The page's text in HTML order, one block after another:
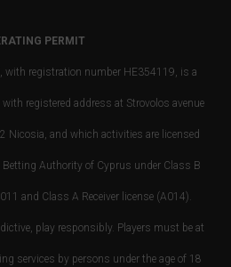
PERMIT
with registration number HE354119, is a
registered address at Strovolos avenue
Nicosia, and which activities are licensed
Authority of Cyprus under Class B
and Class A Receiver license (A014).
play responsibly. Players must be at
services by persons under the age of 18